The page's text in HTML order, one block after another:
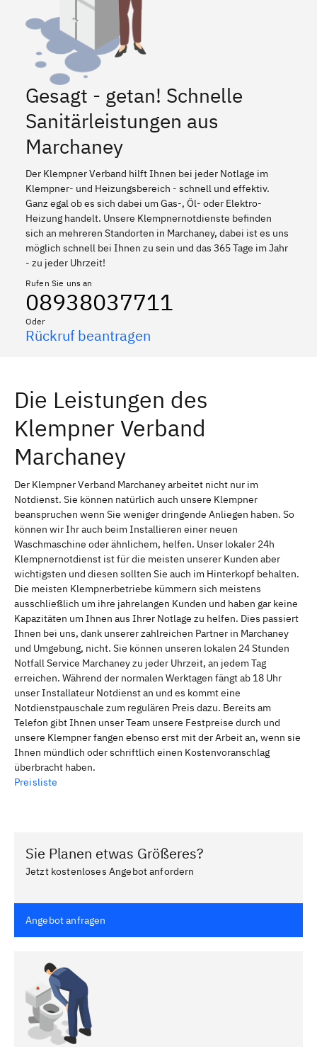
Gesagt - getan! Schnelle
Sanitärleistungen aus
Marchaney
Der Klempner Verband hilft Ihnen bei jeder Notlage im
Klempner- und Heizungsbereich - schnell und effektiv.
Ganz egal ob es sich dabei um Gas-, Öl- oder Elektro-
Heizung handelt. Unsere Klempnernotdienste befinden
sich an mehreren Standorten in Marchaney, dabei ist es uns
möglich schnell bei Ihnen zu sein und das 365 Tage im Jahr
- zu jeder Uhrzeit!
Rufen Sie uns an
08938037711
Oder
Rückruf beantragen
Die Leistungen des
Klempner Verband
Marchaney
Der Klempner Verband Marchaney arbeitet nicht nur im
Notdienst. Sie können natürlich auch unsere Klempner
beanspruchen wenn Sie weniger dringende Anliegen haben. So
können wir Ihr auch beim Installieren einer neuen
Waschmaschine oder ähnlichem, helfen. Unser lokaler 24h
Klempnernotdienst ist für die meisten unserer Kunden aber
wichtigsten und diesen sollten Sie auch im Hinterkopf behalten.
Die meisten Klempnerbetriebe kümmern sich meistens
ausschließlich um ihre jahrelangen Kunden und haben gar keine
Kapazitäten um Ihnen aus Ihrer Notlage zu helfen. Dies passiert
Ihnen bei uns, dank unserer zahlreichen Partner in Marchaney
und Umgebung, nicht. Sie können unseren lokalen 24 Stunden
Notfall Service Marchaney zu jeder Uhrzeit, an jedem Tag
erreichen. Während der normalen Werktagen fängt ab 18 Uhr
unser Installateur Notdienst an und es kommt eine
Notdienstpauschale zum regulären Preis dazu. Bereits am
Telefon gibt Ihnen unser Team unsere Festpreise durch und
unsere Klempner fangen ebenso erst mit der Arbeit an, wenn sie
Ihnen mündlich oder schriftlich einen Kostenvoranschlag
überbracht haben.
Preisliste
Sie Planen etwas Größeres?
Jetzt kostenloses Angebot anfordern
Angebot anfragen